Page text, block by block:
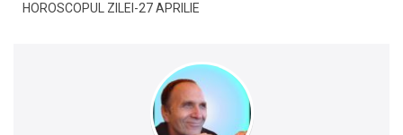
HOROSCOPUL ZILEI-27 APRILIE